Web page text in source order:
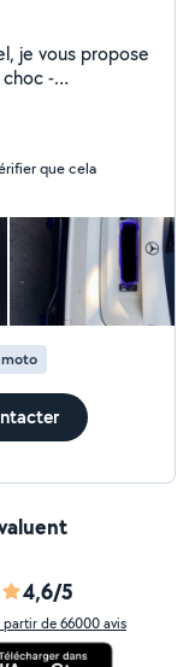
je vous propose
-
- Revêtement de
phares.
.
moto
4,6/5
partir de 66000 avis